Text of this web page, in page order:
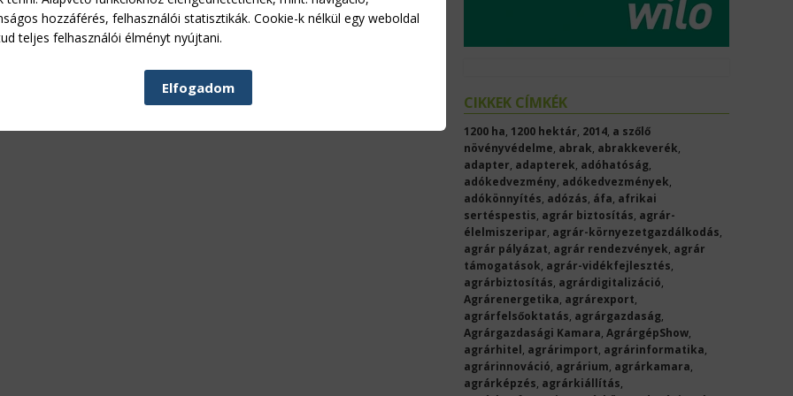
CIKKEK CÍMKÉK
1200 ha, 1200 hektár, 2014, a szőlő
növényvédelme, abrak, abrakkeverék,
adapter, adapterek, adóhatóság,
adókedvezmény, adókedvezmények,
adókönnyítés, adózás, áfa, afrikai
sertéspestis, agrár biztosítás, agrár-
élelmiszeripar, agrár-környezetgazdálkodás,
agrár pályázat, agrár rendezvények, agrár
támogatások, agrár-vidékfejlesztés,
agrárbiztosítás, agrárdigitalizáció,
Agrárenergetika, agrárexport,
agrárfelsőoktatás, agrárgazdaság,
Agrárgazdasági Kamara, AgrárgépShow,
agrárhitel, agrárimport, agrárinformatika,
agrárinnováció, agrárium, agrárkamara,
agrárképzés, agrárkiállítás,
hozzáférés, felhasználói statisztikák. Cookie-k nélkül egy weboldal
teljes felhasználói élményt nyújtani.
Elfogadom